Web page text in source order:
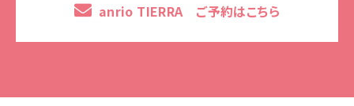
anrio TIERRA ご予約はこちら